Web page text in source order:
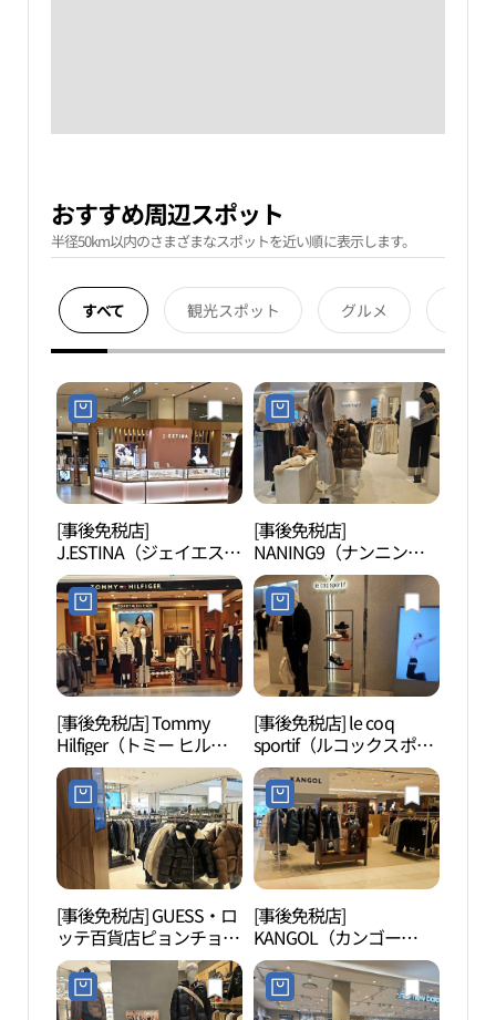
おすすめ周辺スポット
半径50km以内のさまざまなスポットを近い順に表示します。
すべて 観光スポット グルメ
[事後免税店]
J.ESTINA（ジェイエステ
ィナ）・ロッテ百貨店ピ
ョンチョン（坪村）店
(제이에스티나 롯데백화
점 평촌점)
[事後免税店]
NANING9（ナンニン
グ）・ロッテ百貨店ピョ
ンチョン（坪村）店(난
닝구 롯데백화점 평촌점)
[事後免税店] Tommy
Hilfiger（トミー ヒルフ
ィガー）・ロッテ百貨店
ピョンチョン（坪村）店
(타미힐피거 롯데백화점
평촌점)
[事後免税店] le coq
sportif（ルコックスポル
ティフ）・ロッテ百貨店
ピョンチョン（坪村）店
(르꼬끄스포르티브 롯데
백화점 평촌점)
[事後免税店] GUESS・ロ
ッテ百貨店ピョンチョン
（坪村）店(게스 롯데백
화점 평촌점)
[事後免税店]
KANGOL（カンゴー
ル）・ロッテ百貨店ピョ
ンチョン（坪村）店(캉
골 롯데백화점 평촌점)